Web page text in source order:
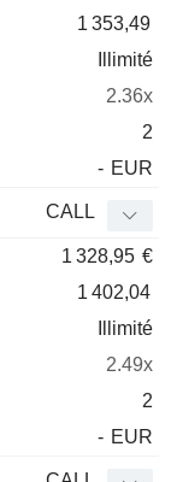
1 353,49
Illimité
2.36x
2
- EUR
CALL
1 328,95 €
1 402,04
Illimité
2.49x
2
- EUR